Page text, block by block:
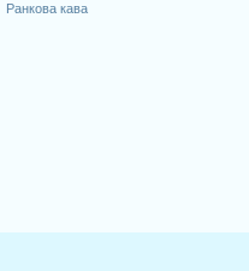
Ранкова кава